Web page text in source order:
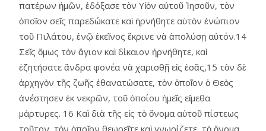
πατέρων ἡμῶν, ἐδόξασε τὸν Υἱὸν αὑτοῦ Ἰησοῦν, τὸν
ὁποῖον σεῖς παρεδώκατε καὶ ἠρνήθητε αὐτὸν ἐνώπιον
τοῦ Πιλάτου, ἐνῷ ἐκεῖνος ἔκρινε νὰ ἀπολύσῃ αὐτόν.14
Σεῖς ὅμως τὸν ἅγιον καὶ δίκαιον ἠρνήθητε, καὶ
ἐζητήσατε ἄνδρα φονέα νὰ χαρισθῇ εἰς ἐσᾶς,15 τὸν δὲ
ἀρχηγὸν τῆς ζωῆς ἐθανατώσατε, τὸν ὁποῖον ὁ Θεὸς
ἀνέστησεν ἐκ νεκρῶν, τοῦ ὁποίου ἡμεῖς εἴμεθα
μάρτυρες. 16 Καὶ διὰ τῆς εἰς τὸ ὄνομα αὐτοῦ πίστεως
τοῦτον, τὸν ὁποῖον θεωρεῖτε καὶ γνωρίζετε, τὸ ὄνομα